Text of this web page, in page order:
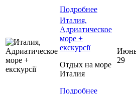
Подробнее
Италия,
Адриатическое
море +
екскурсії
Отдых на море
Италия
Подробнее
29